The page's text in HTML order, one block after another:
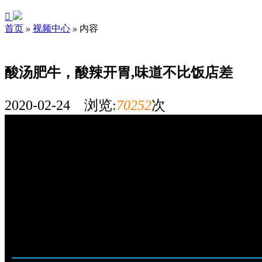

首页 » 视频中心 » 内容
酸汤肥牛，酸辣开胃,味道不比饭店差
2020-02-24 浏览:70252次
您好，我是海南新东方的王老师